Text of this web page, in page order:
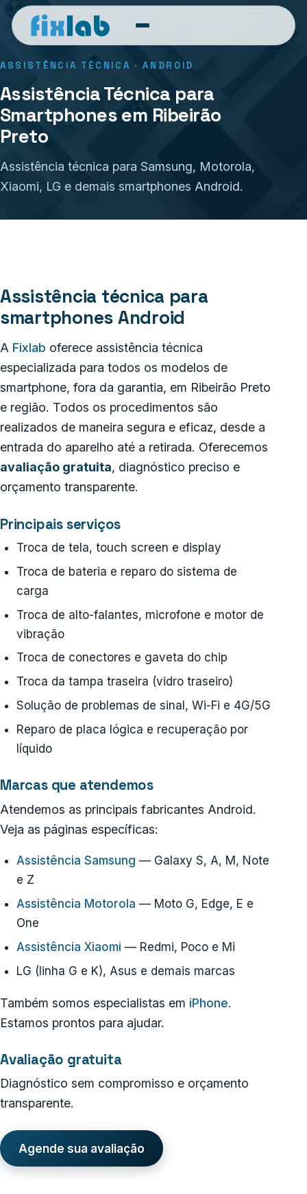
ASSISTÊNCIA TÉCNICA · ANDROID
Assistência Técnica para
Smartphones em Ribeirão
Preto
Assistência técnica para Samsung, Motorola,
Xiaomi, LG e demais smartphones Android.
Assistência técnica para
smartphones Android
A Fixlab oferece assistência técnica
especializada para todos os modelos de
smartphone, fora da garantia, em Ribeirão Preto
e região. Todos os procedimentos são
realizados de maneira segura e eficaz, desde a
entrada do aparelho até a retirada. Oferecemos
avaliação gratuita, diagnóstico preciso e
orçamento transparente.
Principais serviços
Troca de tela, touch screen e display
Troca de bateria e reparo do sistema de
carga
Troca de alto-falantes, microfone e motor de
vibração
Troca de conectores e gaveta do chip
Troca da tampa traseira (vidro traseiro)
Solução de problemas de sinal, Wi-Fi e 4G/5G
Reparo de placa lógica e recuperação por
líquido
Marcas que atendemos
Atendemos as principais fabricantes Android.
Veja as páginas específicas:
Assistência Samsung — Galaxy S, A, M, Note
e Z
Assistência Motorola — Moto G, Edge, E e
One
Assistência Xiaomi — Redmi, Poco e Mi
LG (linha G e K), Asus e demais marcas
Também somos especialistas em iPhone.
Estamos prontos para ajudar.
Avaliação gratuita
Diagnóstico sem compromisso e orçamento
transparente.
Agende sua avaliação